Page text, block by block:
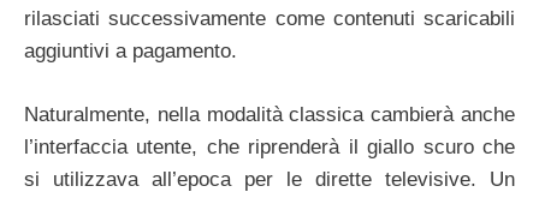
rilasciati successivamente come contenuti scaricabili
aggiuntivi a pagamento.
Naturalmente, nella modalità classica cambierà anche
l’interfaccia utente, che riprenderà il giallo scuro che
si utilizzava all’epoca per le dirette televisive. Un